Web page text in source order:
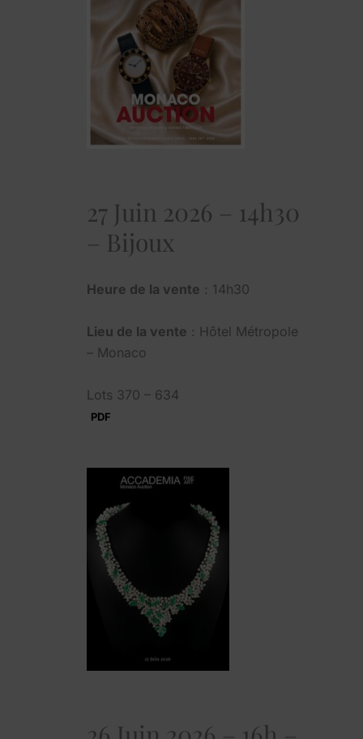
27 Juin 2026 – 14h30
– Bijoux
Heure de la vente : 14h30
Lieu de la vente : Hôtel Métropole
– Monaco
Lots 370 – 634
PDF